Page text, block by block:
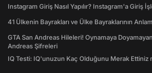
Instagram Giriş Nasıl Yapılır? Instagram'a Giriş
41 Ülkenin Bayrakları ve Ülke Bayraklarının
GTA San Andreas Hileleri! Oynamaya
Andreas Şifreleri
IQ Testi: IQ'unuzun Kaç Olduğunu Merak Ettiniz